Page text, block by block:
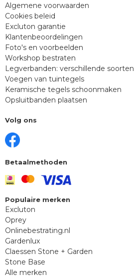
Algemene voorwaarden
Cookies beleid
Excluton garantie
Klantenbeoordelingen
Foto's en voorbeelden
Workshop bestraten
Legverbanden: verschillende soorten
Voegen van tuintegels
Keramische tegels schoonmaken
Opsluitbanden plaatsen
Volg ons
Betaalmethoden
Populaire merken
Excluton
Oprey
Onlinebestrating.nl
Gardenlux
Claessen Stone + Garden
Stone Base
Alle merken